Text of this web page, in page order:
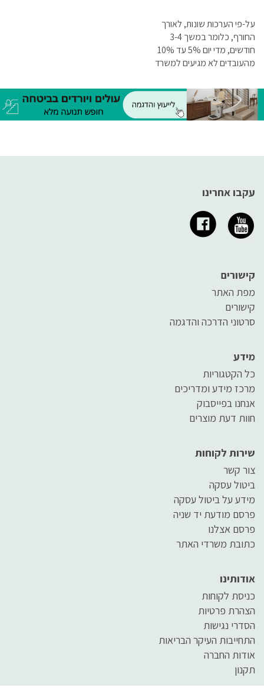
על-פי הערכות שונות, לאורך
החורף, כלומר במשך 3-4
חודשים, מדי יום 5% עד 10%
מהעובדים לא מגיעים למשרד
סכנה מוגברת להידבקות
בשפעת? כיצד ניתן להפוך את
המשרד לפחות ידידותי לווירוסים
עקבו אחרינו
קישורים
מפת האתר
קישורים
סרטוני הדרכה והדגמה
מידע
כל הקטגוריות
מרכז מידע ומדריכים
אנחנו בפייסבוק
חוות דעת מוצרים
שירות לקוחות
צור קשר
ביטול עסקה
מידע על ביטול עסקה
פרסם מודעת יד שניה
פרסם אצלנו
כתובת משרדי האתר
אודותינו
כניסת לקוחות
הצהרת פרטיות
הסדרי נגישות
התחייבות העיקר הבריאות
אודות החברה
תקנון